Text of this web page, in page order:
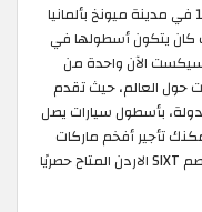
تم تأسيس شركة SIXT (سيكست) عام 1912 في مدينة ميونخ بألمانيا
كان يتكون أسطولها في
الآن واحدة من
حول العالم، حيث تقدم
خدمات التأجير الخاصة بها في أكثر من 105 دولة، بأسطول سيارات يصل
يمكنك تأجير أفخم ماركات
السيارات بأقل الأسعار بمجرد تفعيل كود خصم SIXT الاردن المتاح حصريًا